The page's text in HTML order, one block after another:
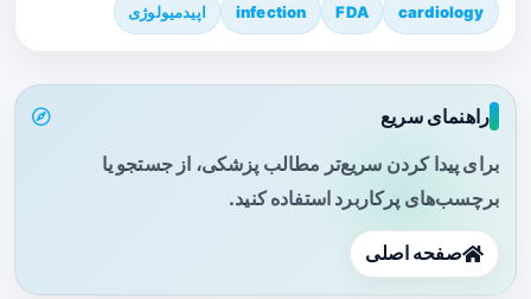
cardiology
FDA
infection اپیدمیولوژی
راهنمای سریع
برای پیدا کردن سریع‌تر مطالب پزشکی، از جستجو یا
برچسب‌های پرکاربرد استفاده کنید.
صفحه اصلی